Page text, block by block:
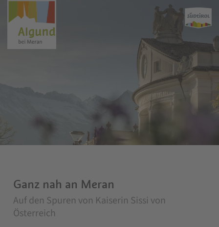
Ganz nah an Meran
Auf den Spuren von Kaiserin Sissi von
Österreich